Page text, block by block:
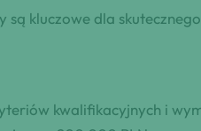
kluczowe dla
kwalifikacyjnych i